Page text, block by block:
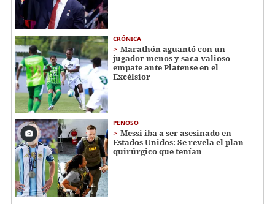
CRÓNICA
Marathón aguantó con un
jugador menos y saca valioso
empate ante Platense en el
Excélsior
PENOSO
Messi iba a ser asesinado en
Estados Unidos: Se revela el plan
quirúrgico que tenían